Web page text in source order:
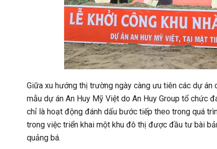
Giữa xu hướng thị trường ngày càng ưu tiên các dự án
mẫu dự án An Huy Mỹ Việt do An Huy Group tổ chức
chỉ là hoạt động đánh dấu bước tiếp theo trong quá
trong việc triển khai một khu đô thị được đầu tư bài
quảng bá.